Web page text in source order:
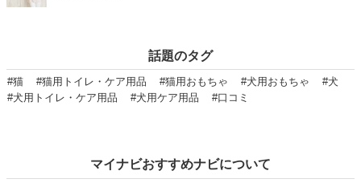
話題のタグ
#猫 #猫用トイレ・ケア用品 #猫用おもちゃ #犬用おもちゃ
#犬
#犬用トイレ・ケア用品
#犬用ケア用品 #口コミ
マイナビおすすめナビについて